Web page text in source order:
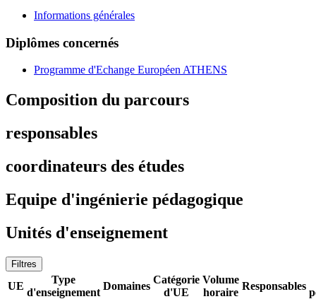
Informations générales
Diplômes concernés
Programme d'Echange Européen ATHENS
Composition du parcours
responsables
coordinateurs des études
Equipe d'ingénierie pédagogique
Unités d'enseignement
Filtres
UE
Type
d'enseignement
Domaines
Catégorie
d'UE
Volume
horaire
Responsables